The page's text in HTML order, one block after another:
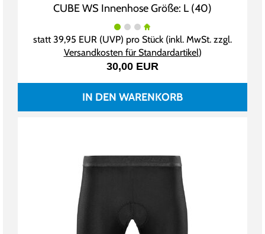
CUBE WS Innenhose Größe: L (40)
statt39,95 EUR (UVP) pro Stück (inkl. MwSt. zzgl.
Versandkosten für Standardartikel)
30,00 EUR
IN DEN WARENKORB